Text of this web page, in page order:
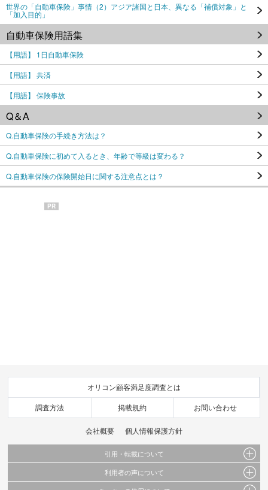
世界の「自動車保険」事情（2）アジア諸国と日本、異なる「補償対象」と
「加入目的」
自動車保険用語集
【用語】 1日自動車保険
【用語】 共済
【用語】 保険事故
Q＆A
Q.自動車保険の手続き方法は？
Q.自動車保険に初めて入るとき、年齢で等級は変わる？
Q.自動車保険の保険開始日に関する注意点とは？
PR
オリコン顧客満足度調査とは
調査方法 掲載規約 お問い合わせ
会社概要 個人情報保護方針
引用・転載について
当サイトで公開されている情報（文字、写真、イラスト、画像データ等）及びこれらの配
置・編集および構造などについての著作権は株式会社oricon MEに帰属しております。
利用者の声について